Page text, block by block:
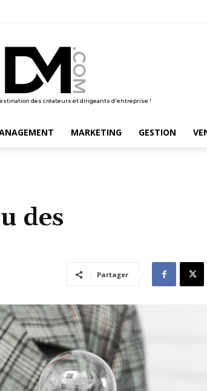
des créateurs et dirigeants d'entreprise !
MARKETING GESTION
des
Partager